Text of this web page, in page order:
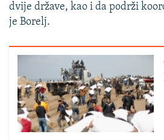
dvije države, kao i da podrži
je Borelj.